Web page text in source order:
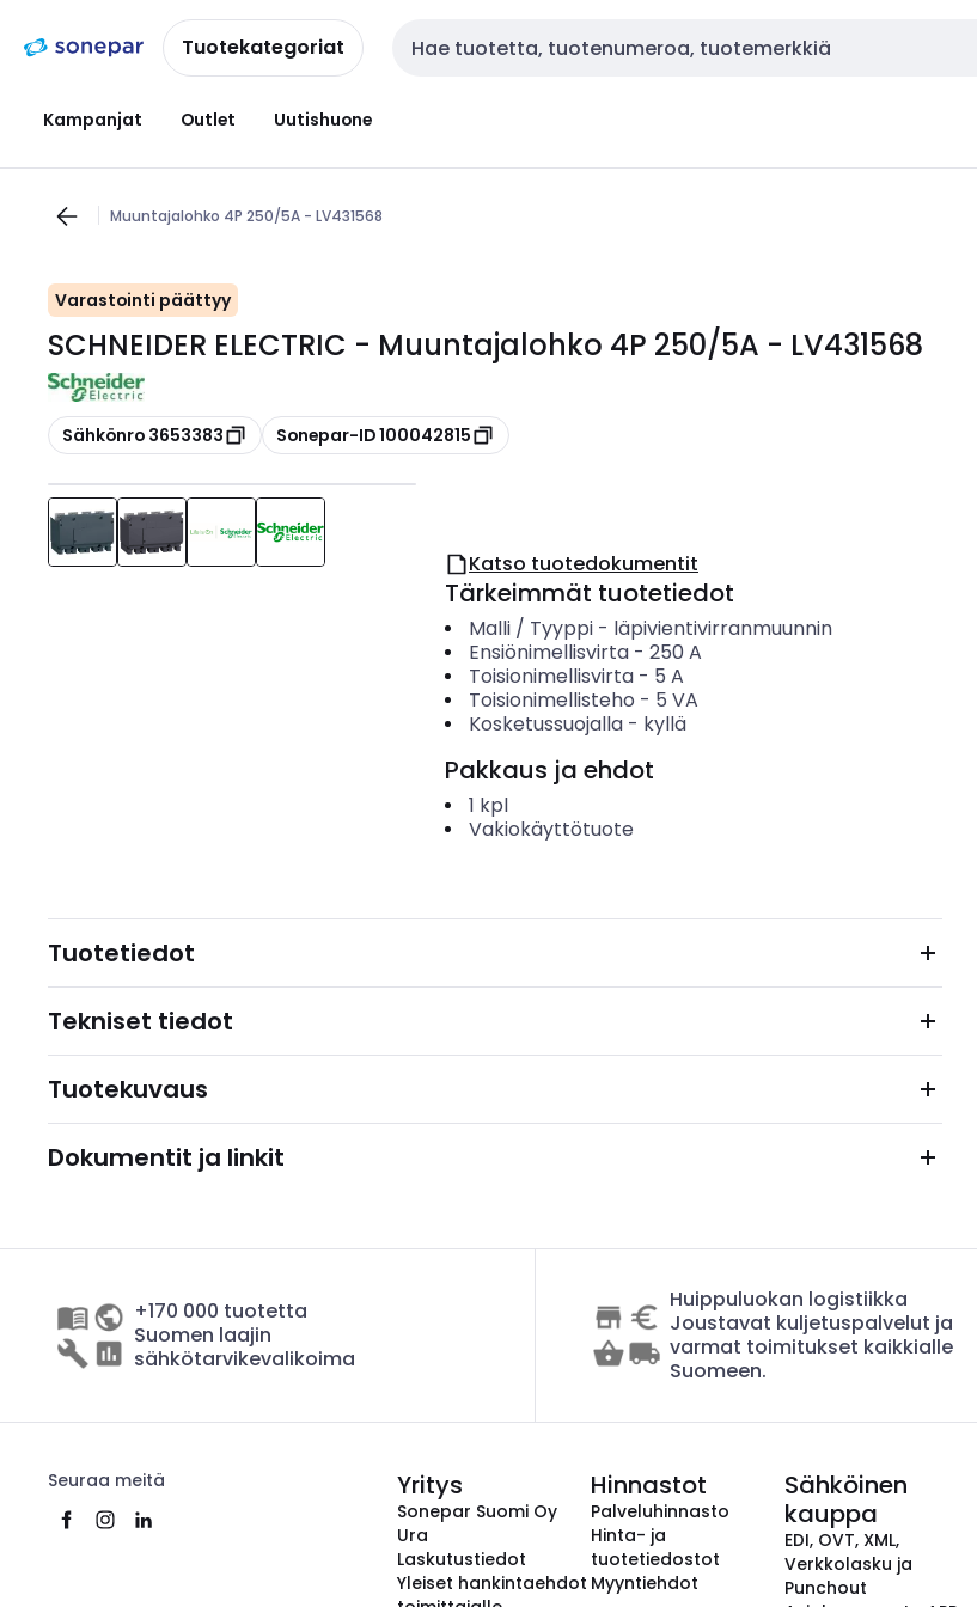
navigointiinsisältöönTuotekategoriat Haku
Kampanjat Outlet Uutishuone
Muuntajalohko 4P 250/5A - LV431568
Varastointi päättyy
SCHNEIDER ELECTRIC - Muuntajalohko 4P 250/5A - LV431568
Kopioi
Sähkönro 3653383 Kopioi
Sonepar-ID 100042815
Katso tuotedokumentit
Tärkeimmät tuotetiedot
Malli / Tyyppi- läpivientivirranmuunnin
Ensiönimellisvirta- 250 A
Toisionimellisvirta- 5 A
Toisionimellisteho - 5 VA
Kosketussuojalla- kyllä
Pakkaus ja ehdot
1 kpl
Vakiokäyttötuote
Tuotetiedot
Tekniset tiedot
Tuotekuvaus
Dokumentit ja linkit
+170 000 tuotetta
Suomen laajin
sähkötarvikevalikoima
Huippuluokan logistiikka
Joustavat kuljetuspalvelut ja
varmat toimitukset kaikkialle
Suomeen.
Seuraa meitä Yritys
Sonepar Suomi Oy
Ura
Laskutustiedot
Yleiset hankintaehdot
Hinnastot
Palveluhinnasto
Hinta- ja
tuotetiedostot
Myyntiehdot
Sähköinen
kauppa
EDI, OVT, XML,
Verkkolasku ja
Punchout